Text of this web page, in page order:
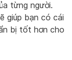
từng người.
giúp bạn có cái
bị tốt hơn cho